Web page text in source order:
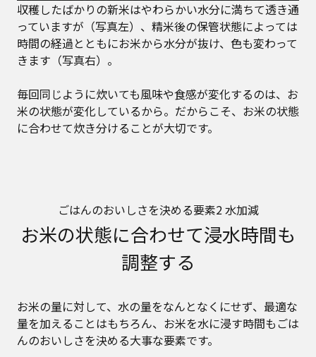
収穫したばかりの新米はやわらかい水分に満ちて透き通
っていますが（写真左）、精米後の保管状態によっては
時間の経過とともにお米から水分が抜け、色も変わって
きます（写真右）。
毎回同じように炊いても風味や食感が変化するのは、お
米の状態が変化しているから。だからこそ、お米の状態
に合わせて炊き分けることが大切です。
ごはんのおいしさを決める要素2 水加減
お米の状態に合わせて浸水時間も
調整する
お米の量に対して、水の量をなんとなくにせず、最適な
量を加えることはもちろん、お米を水に浸す時間もごは
んのおいしさを決める大事な要素です。